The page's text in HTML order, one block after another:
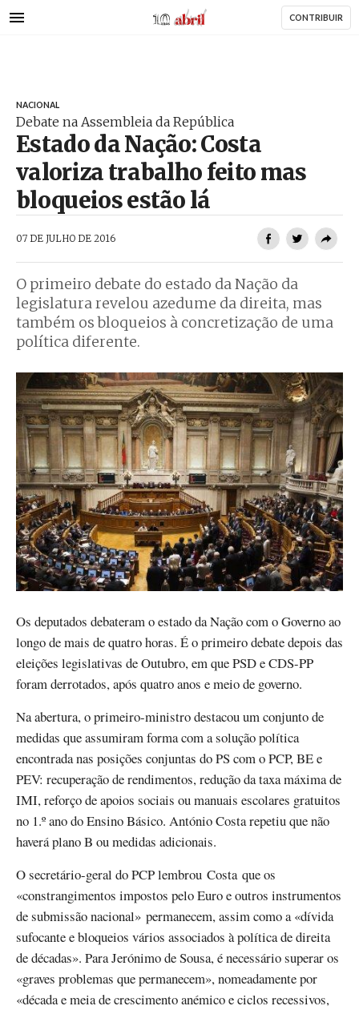
para
AbrilAbril CONTRIBUIR
NACIONAL
Debate na Assembleia da República
Estado da Nação: Costa
valoriza trabalho feito mas
bloqueios estão lá
07 DE JULHO DE 2016
O primeiro debate do estado da Nação da
legislatura revelou azedume da direita, mas
também os bloqueios à concretização de uma
política diferente.
Os deputados debateram o estado da Nação com o Governo ao
longo de mais de quatro horas. É o primeiro debate depois das
eleições legislativas de Outubro, em que PSD e CDS-PP
foram derrotados, após quatro anos e meio de governo.
Na abertura, o primeiro-ministro destacou um conjunto de
medidas que assumiram forma com a solução política
encontrada nas posições conjuntas do PS com o PCP, BE e
PEV: recuperação de rendimentos, redução da taxa máxima de
IMI, reforço de apoios sociais ou manuais escolares gratuitos
no 1.º ano do Ensino Básico. António Costa repetiu que não
haverá plano B ou medidas adicionais.
O secretário-geral do PCP lembrou Costa que os
«constrangimentos impostos pelo Euro e outros instrumentos
de submissão nacional» permanecem, assim como a «dívida
sufocante e bloqueios vários associados à política de direita
de décadas». Para Jerónimo de Sousa, é necessário superar os
«graves problemas que permanecem», nomeadamente por
«década e meia de crescimento anémico e ciclos recessivos,